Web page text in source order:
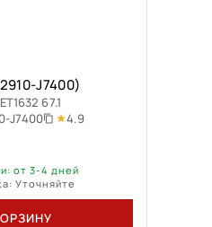
J7400)
67.1
J7400 4.9
от 3-4 дней
Уточняйте